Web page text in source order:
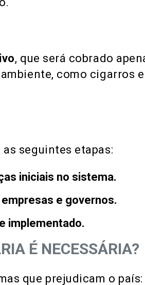
, que será cobrado
como cigarros e
seguintes etapas:
iniciais no sistema.
e governos.
implementado​.
É NECESSÁRIA?
que prejudicam o país: